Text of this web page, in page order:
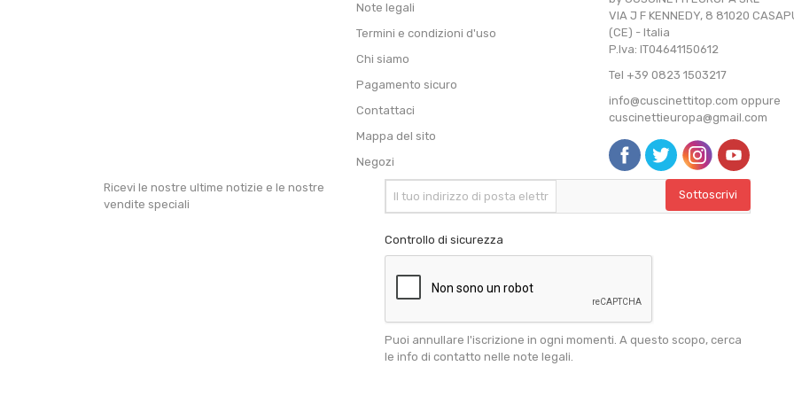
Note legali
Termini e condizioni d'uso
Chi siamo
Pagamento sicuro
Contattaci
Mappa del sito
Negozi
VIA J F KENNEDY, 8 81020
(CE) - Italia
P.Iva: IT04641150612
Tel +39 0823 1503217
info@cuscinettitop.com oppure
cuscinettieuropa@gmail.com
Ricevi le nostre ultime notizie e le nostre
vendite speciali
Controllo di sicurezza
Puoi annullare l'iscrizione in ogni momenti. A questo scopo, cerca
le info di contatto nelle note legali.